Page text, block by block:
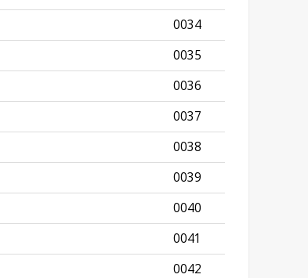
0034
0035
0036
0037
0038
0039
0040
0041
0042